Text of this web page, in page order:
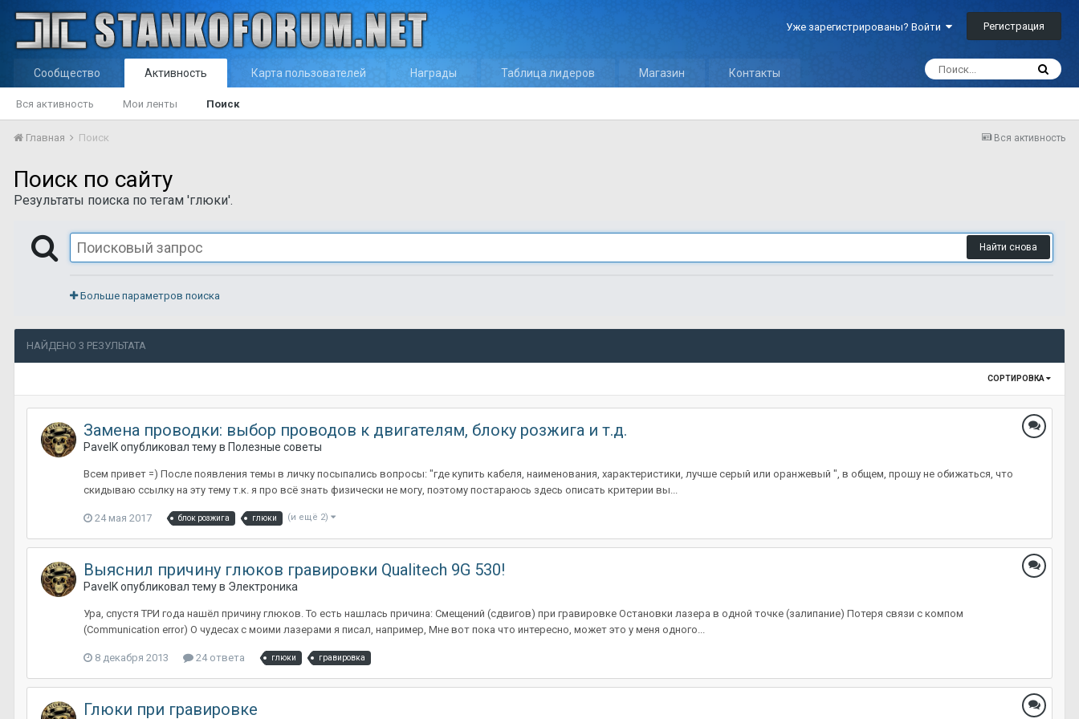
Уже зарегистрированы? Войти Регистрация
Сообщество Активность
Вся активность Мои ленты Поиск
Карта пользователей Награды Таблица лидеров Магазин Контакты
Вся активность
Главная Поиск
Поиск по сайту
Результаты поиска по тегам 'глюки'.
Найти снова
Больше параметров поиска
НАЙДЕНО 3 РЕЗУЛЬТАТА
СОРТИРОВКА
Замена проводки: выбор проводов к двигателям, блоку розжига и т.д.
PavelKопубликовал тему в Полезные советы
Всем привет =) После появления темы в личку посыпались вопросы: "где купить кабеля, наименования, характеристики, лучше серый или оранжевый ", в общем, прошу не обижаться, что
скидываю ссылку на эту тему т.к. я про всё знать физически не могу, поэтому постараюсь здесь описать критерии вы...
24 мая 2017 блок розжига глюки (и ещё 2)
Выяснил причину глюков гравировки Qualitech 9G 530!
PavelKопубликовал тему в Электроника
Ура, спустя ТРИ года нашёл причину глюков. То есть нашлась причина: Смещений (сдвигов) при гравировке Остановки лазера в одной точке (залипание) Потеря связи с компом
(Communication error) О чудесах с моими лазерами я писал, например, Мне вот пока что интересно, может это у меня одного...
8 декабря 2013 24 ответа глюки гравировка
Глюки при гравировке